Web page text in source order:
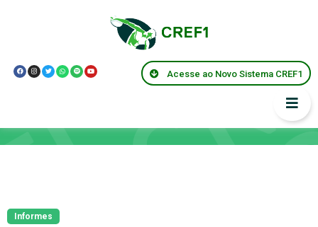
Acesse ao Novo Sistema CREF1
Informes